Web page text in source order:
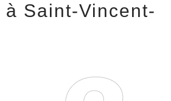
Saint-Vincent-